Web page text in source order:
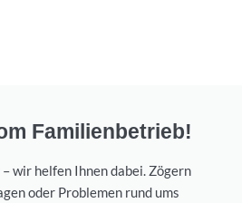
Familienbetrieb!
wir helfen Ihnen dabei. Zögern
oder Problemen rund ums